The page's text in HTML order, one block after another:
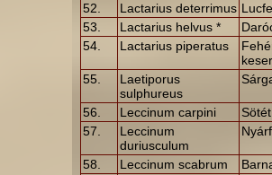
52.
Lactarius deterrimus
53.
Lactarius helvus *
54.
Lactarius piperatus
55.
Laetiporus
sulphureus
56. Leccinum carpini
57.
Leccinum
duriusculum
58. Leccinum scabrum